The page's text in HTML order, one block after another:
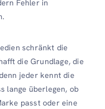
Fehler in
schränkt die
die Grundlage, die
jeder kennt die
lange überlegen, ob
passt oder eine